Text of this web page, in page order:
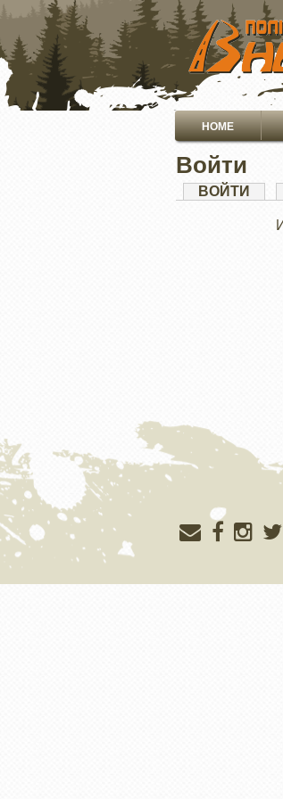
ПЕРЕЙТИ
ОСНОВНОМУ
СОДЕРЖАНИЮ
Основная
HOME
Войти
Главные
ВОЙТИ
Меню